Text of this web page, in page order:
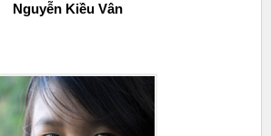
Nguyễn Kiều Vân